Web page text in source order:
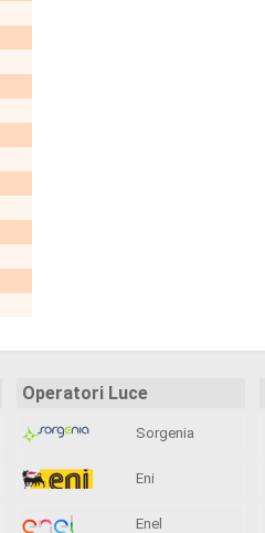
Operatori Luce
Sorgenia
Eni
Enel